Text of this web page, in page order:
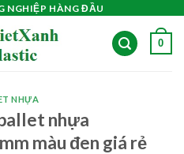
NGHIỆP HÀNG ĐẦU
0
NHỰA
nhựa
màu đen giá rẻ